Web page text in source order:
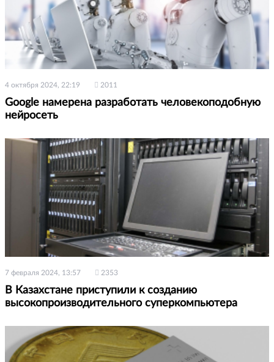
4 октября 2024, 22:19 2011
Google намерена разработать человекоподобную
нейросеть
7 февраля 2024, 13:57 2353
В Казахстане приступили к созданию
высокопроизводительного суперкомпьютера